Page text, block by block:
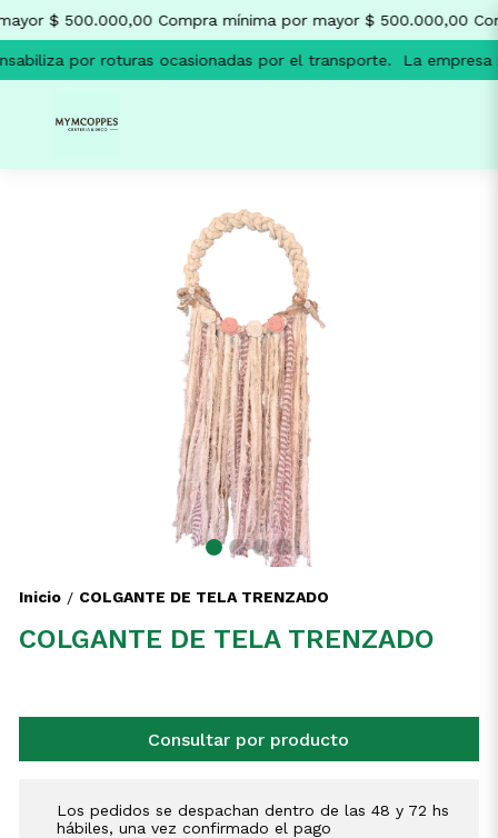
$ 500.000,00 Compra mínima por mayor $ 500.000,00
por roturas ocasionadas por el transporte. La
Inicio / COLGANTE DE TELA TRENZADO
COLGANTE DE TELA TRENZADO
Consultar por producto
Los pedidos se despachan dentro de las 48 y 72 hs
hábiles, una vez confirmado el pago